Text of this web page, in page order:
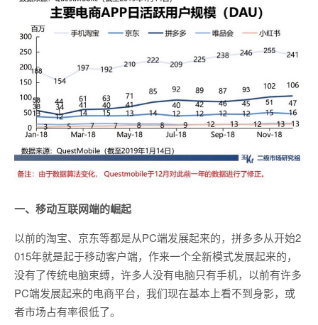
一、移动互联网端的崛起
以前的淘宝、京东等都是从PC端发展起来的，拼多多从开始2
015年就是起于移动客户端，作来一个全新模式发展起来的，
没有了传统电脑束缚，许多人没有电脑只有手机，以前有许多
PC端发展起来的电商平台，我们现在基本上看不到身影，或
者市场占有率很低了。